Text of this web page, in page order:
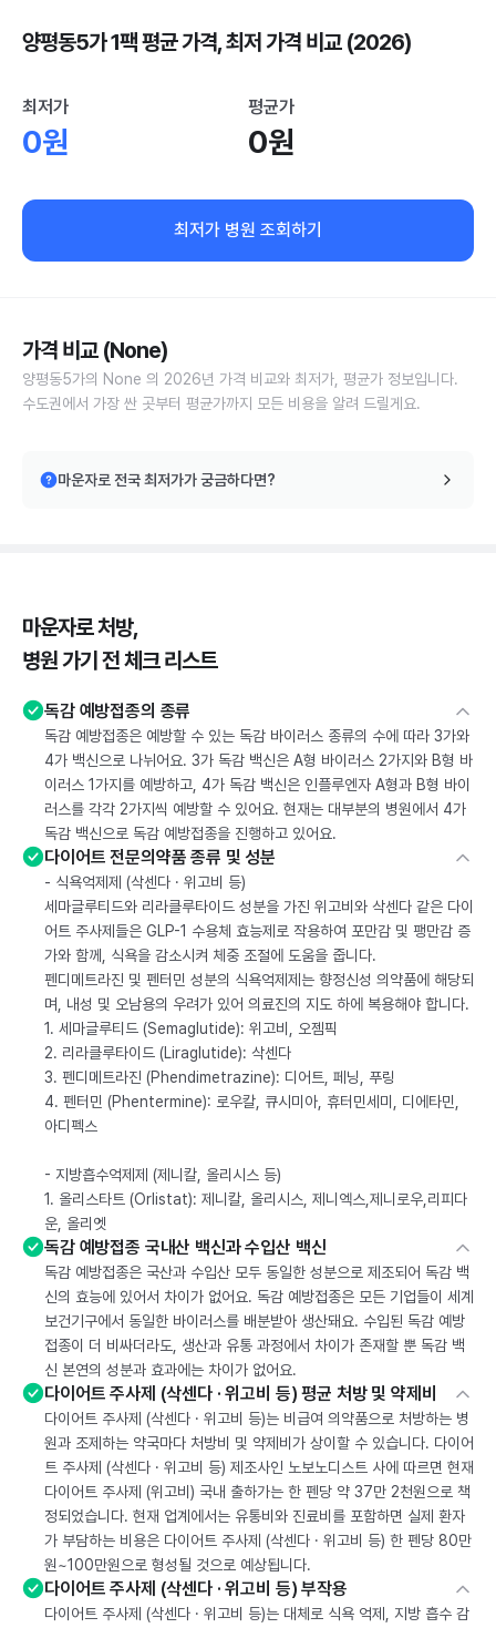
양평동5가 1팩 평균 가격, 최저 가격 비교 (2026)
최저가
0원
평균가
0원
최저가 병원 조회하기
가격 비교 (None)
양평동5가의 None 의 2026년 가격 비교와 최저가, 평균가 정보입니다.
수도권에서 가장 싼 곳부터 평균가까지 모든 비용을 알려 드릴게요.
마운자로 전국 최저가가 궁금하다면?
마운자로 처방,
병원 가기 전 체크 리스트
독감 예방접종의 종류
독감 예방접종은 예방할 수 있는 독감 바이러스 종류의 수에 따라 3가와
4가 백신으로 나뉘어요. 3가 독감 백신은 A형 바이러스 2가지와 B형 바
이러스 1가지를 예방하고, 4가 독감 백신은 인플루엔자 A형과 B형 바이
러스를 각각 2가지씩 예방할 수 있어요. 현재는 대부분의 병원에서 4가
독감 백신으로 독감 예방접종을 진행하고 있어요.
다이어트 전문의약품 종류 및 성분
- 식욕억제제 (삭센다 · 위고비 등)
세마글루티드와 리라클루타이드 성분을 가진 위고비와 삭센다 같은 다이
어트 주사제들은 GLP-1 수용체 효능제로 작용하여 포만감 및 팽만감 증
가와 함께, 식욕을 감소시켜 체중 조절에 도움을 줍니다.
펜디메트라진 및 펜터민 성분의 식욕억제제는 향정신성 의약품에 해당되
며, 내성 및 오남용의 우려가 있어 의료진의 지도 하에 복용해야 합니다.
1. 세마글루티드 (Semaglutide): 위고비, 오젬픽
2. 리라클루타이드 (Liraglutide): 삭센다
3. 펜디메트라진 (Phendimetrazine): 디어트, 페닝, 푸링
4. 펜터민 (Phentermine): 로우칼, 큐시미아, 휴터민세미, 디에타민,
아디펙스
- 지방흡수억제제 (제니칼, 올리시스 등)
1. 올리스타트 (Orlistat): 제니칼, 올리시스, 제니엑스,제니로우,리피다
운, 올리엣
독감 예방접종 국내산 백신과 수입산 백신
독감 예방접종은 국산과 수입산 모두 동일한 성분으로 제조되어 독감 백
신의 효능에 있어서 차이가 없어요. 독감 예방접종은 모든 기업들이 세계
보건기구에서 동일한 바이러스를 배분받아 생산돼요. 수입된 독감 예방
접종이 더 비싸더라도, 생산과 유통 과정에서 차이가 존재할 뿐 독감 백
신 본연의 성분과 효과에는 차이가 없어요.
다이어트 주사제 (삭센다 · 위고비 등) 평균 처방 및 약제비
다이어트 주사제 (삭센다 · 위고비 등)는 비급여 의약품으로 처방하는 병
원과 조제하는 약국마다 처방비 및 약제비가 상이할 수 있습니다. 다이어
트 주사제 (삭센다 · 위고비 등) 제조사인 노보노디스트 사에 따르면 현재
다이어트 주사제 (위고비) 국내 출하가는 한 펜당 약 37만 2천원으로 책
정되었습니다. 현재 업계에서는 유통비와 진료비를 포함하면 실제 환자
가 부담하는 비용은 다이어트 주사제 (삭센다 · 위고비 등) 한 펜당 80만
원~100만원으로 형성될 것으로 예상됩니다.
다이어트 주사제 (삭센다 · 위고비 등) 부작용
다이어트 주사제 (삭센다 · 위고비 등)는 대체로 식욕 억제, 지방 흡수 감